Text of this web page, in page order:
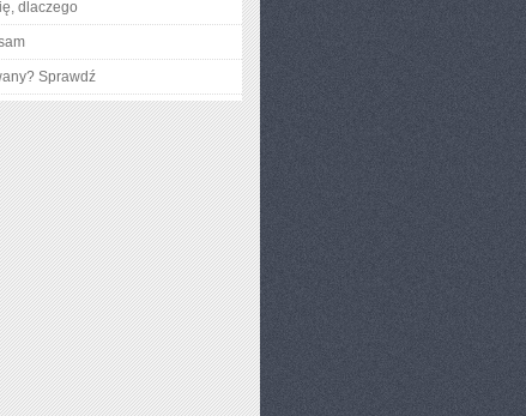
dlaczego
Sprawdź